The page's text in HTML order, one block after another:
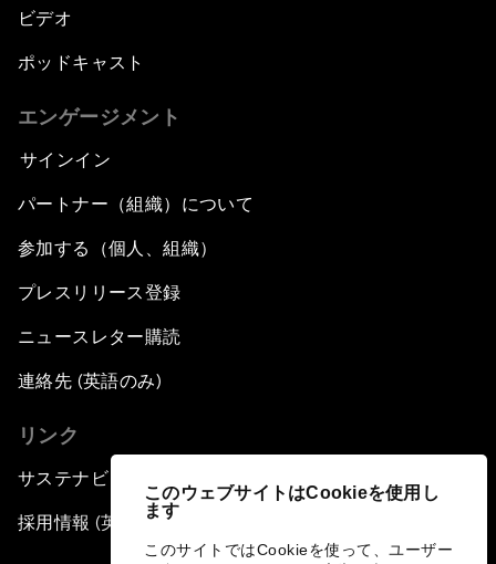
このウェブサイトはCookieを使用し
ます
このサイトではCookieを使って、ユーザー
ビデオ
ポッドキャスト
エンゲージメント
サインイン
パートナー（組織）について
参加する（個人、組織）
プレスリリース登録
ニュースレター購読
連絡先 (英語のみ)
リンク
サステナビリティへの取り組み
採用情報 (英語のみ)